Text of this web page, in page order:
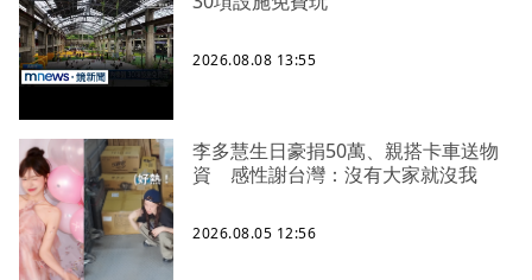
2026.08.08 13:55
李多慧生日豪捐50萬、親搭卡車送物
資 感性謝台灣：沒有大家就沒我
2026.08.05 12:56